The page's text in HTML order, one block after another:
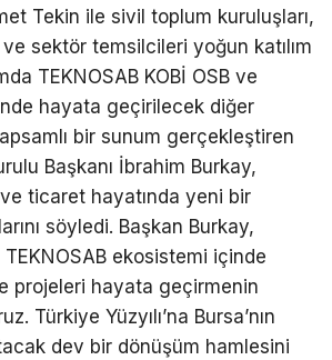
Tekin ile sivil toplum kuruluşları,
sektör temsilcileri yoğun katılım
TEKNOSAB KOBİ OSB ve
hayata geçirilecek diğer
bir sunum gerçekleştiren
Başkanı İbrahim Burkay,
ve ticaret hayatında yeni bir
söyledi. Başkan Burkay,
TEKNOSAB ekosistemi içinde
projeleri hayata geçirmenin
Türkiye Yüzyılı’na Bursa’nın
dev bir dönüşüm hamlesini